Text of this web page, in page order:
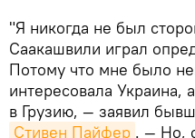
"Я никогда не был
Саакашвили играл
Потому что мне было
интересовала Украина,
в Грузию, — заявил
Стивен Пайфер . — Но,